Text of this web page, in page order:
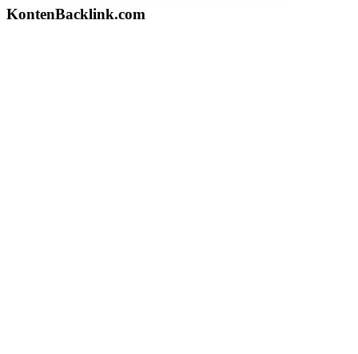
KontenBacklink.com